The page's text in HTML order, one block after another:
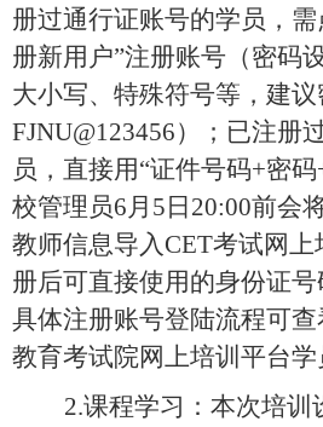
册过通行证账号的学员，
册新用户”注册账号（密码
大小写、特殊符号等，建议
FJNU@123456）；已注册
员，直接用“证件号码+密
校管理员6月5日20:00前会
教师信息导入CET考试网
册后可直接使用的身份证号
具体注册账号登陆流程可
教育考试院网上培训平台学
2.课程学习：本次培训